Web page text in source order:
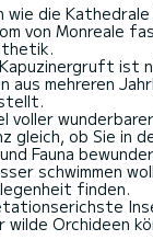
die Kathedrale
von Monreale
ist
aus mehreren
voller
gleich, ob Sie in
Fauna
schwimmen
finden.
Orchideen